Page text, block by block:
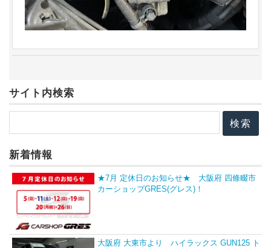
サイト内検索
新着情報
★7月 定休日のお知らせ★ 大阪府 四條畷市
カーショップGRES(グレス)！
大阪府 大東市より ハイラックス GUN125 ト